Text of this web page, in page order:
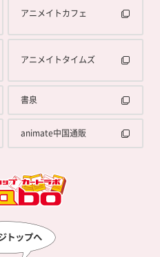
アニメイトカフェ
アニメイトタイムズ
書泉
animate中国通販